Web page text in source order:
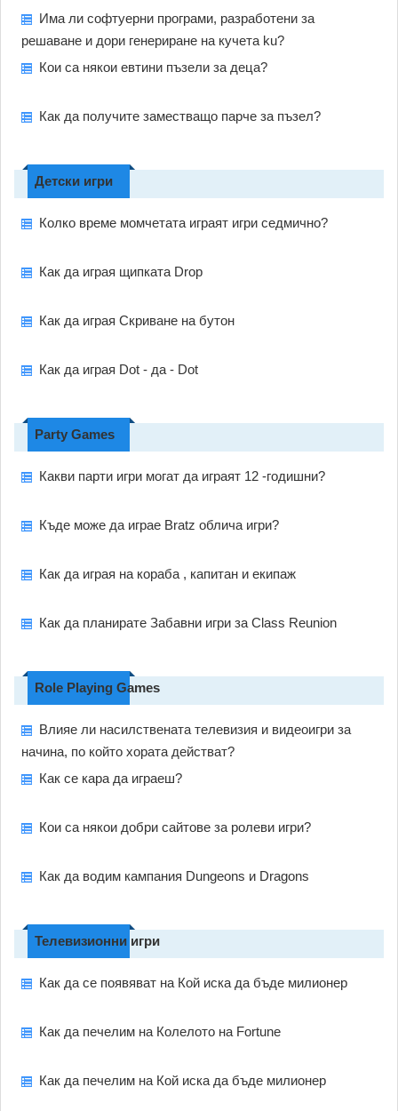
Има ли софтуерни програми, разработени за
решаване и дори генериране на кучета ku?
Кои са някои евтини пъзели за деца?
Как да получите заместващо парче за пъзел?
Детски игри
Колко време момчетата играят игри седмично?
Как да играя щипката Drop
Как да играя Скриване на бутон
Как да играя Dot - да - Dot
Party Games
Какви парти игри могат да играят 12 -годишни?
Къде може да играе Bratz облича игри?
Как да играя на кораба , капитан и екипаж
Как да планирате Забавни игри за Class Reunion
Role Playing Games
Влияе ли насилствената телевизия и видеоигри за
начина, по който хората действат?
Как се кара да играеш?
Кои са някои добри сайтове за ролеви игри?
Как да водим кампания Dungeons и Dragons
Телевизионни игри
Как да се появяват на Кой иска да бъде милионер
Как да печелим на Колелото на Fortune
Как да печелим на Кой иска да бъде милионер